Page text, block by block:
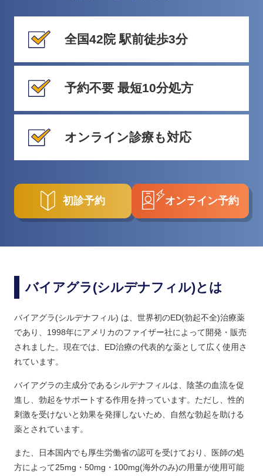
全国42院 駅前徒歩3分
予約不要 最短10分処方
オンライン診療も対応
初診予約 オンライン予約
バイアグラ(シルデナフィル)とは
バイアグラ(シルデナフィル) は、世界初のED(勃起不全)治療薬
であり、1998年にアメリカのファイザー社によって開発・販売
されました。現在では、ED治療の代表的な薬として広く使用さ
れています。
バイアグラの主成分であるシルデナフィルは、陰茎の血流を促
進し、勃起をサポートする作用を持っています。ただし、性的
刺激を受けないと効果を発揮しないため、自然な勃起を助ける
薬とされています。
また、日本国内でも厚生労働省の認可を受けており、医師の処
方によって25mg・50mg・100mg(海外のみ)の用量が使用可能